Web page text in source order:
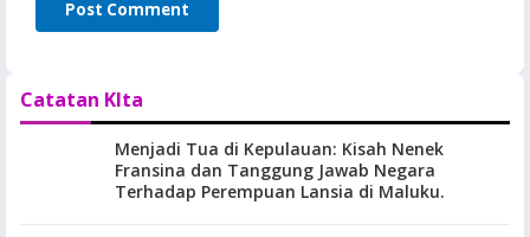
Catatan KIta
Menjadi Tua di Kepulauan: Kisah Nenek
Fransina dan Tanggung Jawab Negara
Terhadap Perempuan Lansia di Maluku.